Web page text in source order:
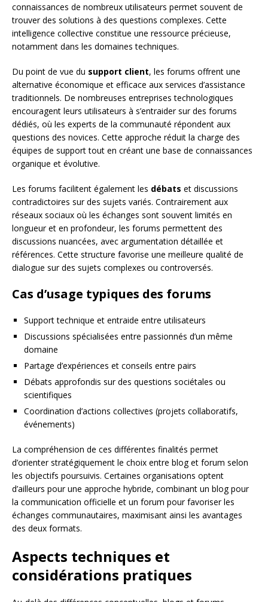
connaissances de nombreux utilisateurs permet souvent de
trouver des solutions à des questions complexes. Cette
intelligence collective constitue une ressource précieuse,
notamment dans les domaines techniques.
Du point de vue du support client, les forums offrent une
alternative économique et efficace aux services d’assistance
traditionnels. De nombreuses entreprises technologiques
encouragent leurs utilisateurs à s’entraider sur des forums
dédiés, où les experts de la communauté répondent aux
questions des novices. Cette approche réduit la charge des
équipes de support tout en créant une base de connaissances
organique et évolutive.
Les forums facilitent également les débats et discussions
contradictoires sur des sujets variés. Contrairement aux
réseaux sociaux où les échanges sont souvent limités en
longueur et en profondeur, les forums permettent des
discussions nuancées, avec argumentation détaillée et
références. Cette structure favorise une meilleure qualité de
dialogue sur des sujets complexes ou controversés.
Cas d’usage typiques des forums
Support technique et entraide entre utilisateurs
Discussions spécialisées entre passionnés d’un même
domaine
Partage d’expériences et conseils entre pairs
Débats approfondis sur des questions sociétales ou
scientifiques
Coordination d’actions collectives (projets collaboratifs,
événements)
La compréhension de ces différentes finalités permet
d’orienter stratégiquement le choix entre blog et forum selon
les objectifs poursuivis. Certaines organisations optent
d’ailleurs pour une approche hybride, combinant un blog pour
la communication officielle et un forum pour favoriser les
échanges communautaires, maximisant ainsi les avantages
des deux formats.
Aspects techniques et
considérations pratiques